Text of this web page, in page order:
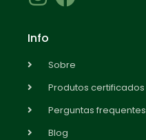
Info
Sobre
Produtos certificados
Perguntas frequentes
Blog